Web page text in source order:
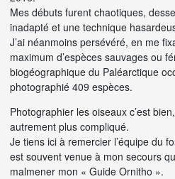
Mes débuts furent chaotiques,
inadapté et une technique
J’ai néanmoins persévéré, en me
maximum d’espèces sauvages ou
biogéographique du Paléarctique
photographié 409 espèces.
Photographier les oiseaux c’est
autrement plus compliqué.
Je tiens ici à remercier l’équipe du
est souvent venue à mon secours
malmener mon « Guide Ornitho ».